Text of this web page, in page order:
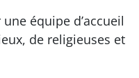
équipe d’accueil
de religieuses et